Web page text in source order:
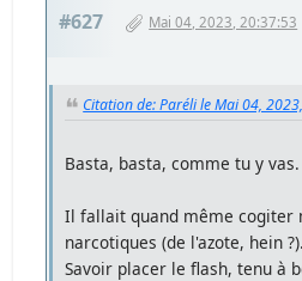
#627 Mai 04, 2023, 20:37:53
Citation de: Paréli le Mai 04,
Basta, basta, comme tu y vas.
Il fallait quand même cogiter
narcotiques (de l'azote, hein ?).
Savoir placer le flash, tenu à